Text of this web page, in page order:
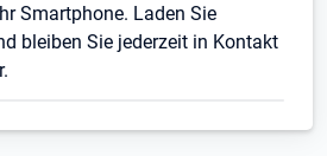
Smartphone. Laden Sie
bleiben Sie jederzeit in Kontakt